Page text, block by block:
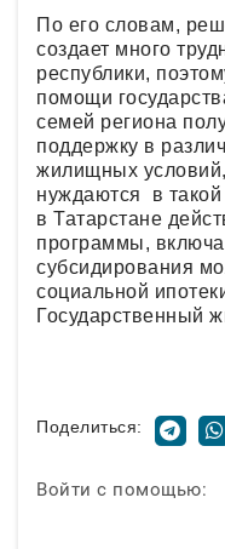
По его словам,
создает много
республики,
помощи
семей региона
поддержку в
жилищных
нуждаются в
в Татарстане
программы,
субсидирования
социальной
Государственный
Поделиться:
Войти с помощью: